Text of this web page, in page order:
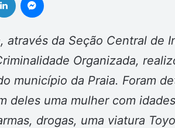
através da Seção Central de
Organizada,
município da Praia. Foram
deles uma mulher com
drogas, uma viatura